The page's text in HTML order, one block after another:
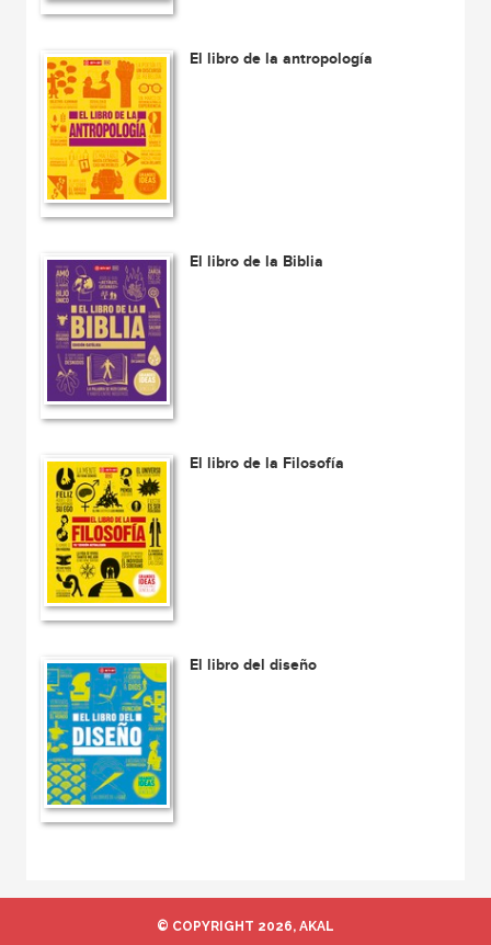
El libro de la antropología
El libro de la Biblia
El libro de la Filosofía
El libro del diseño
© COPYRIGHT 2026, AKAL